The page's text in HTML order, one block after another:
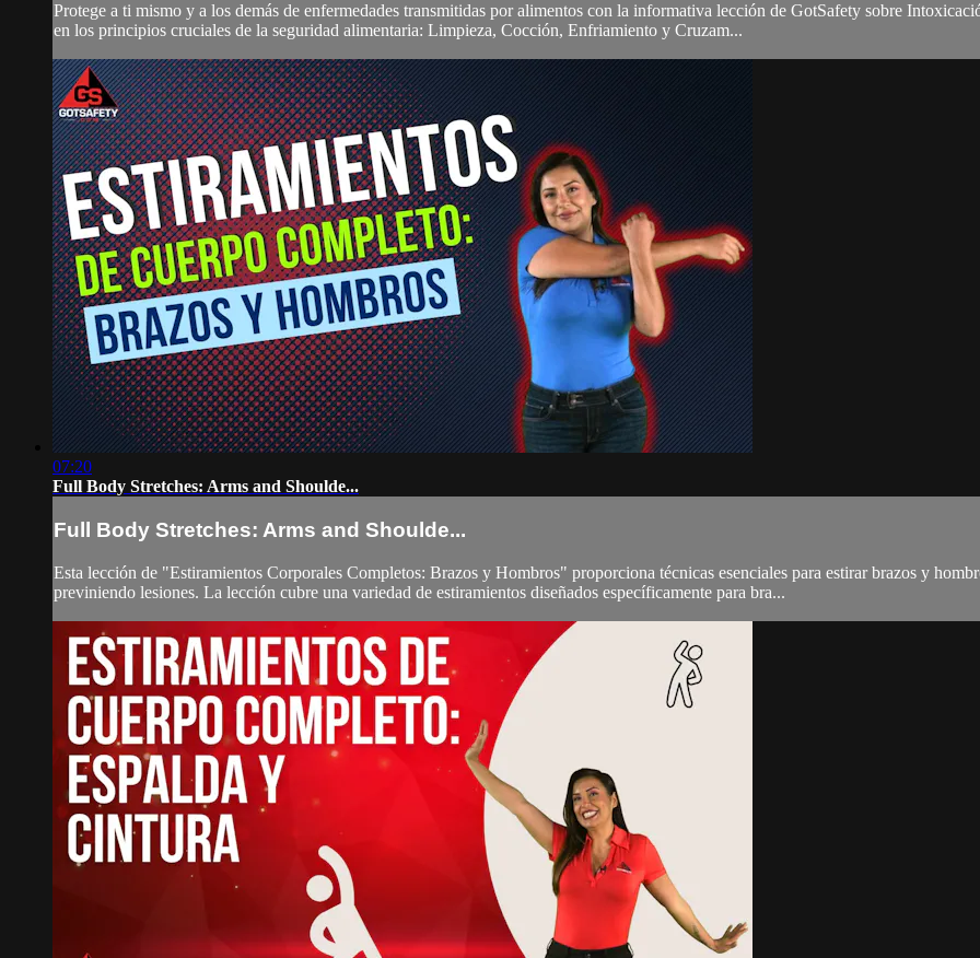
Protege a ti mismo y a los demás de enfermedades transmitidas por alimentos con la informativa lección de GotSafety sobre
en los principios cruciales de la seguridad alimentaria: Limpieza, Cocción, Enfriamiento y Cruzam...
07:20
Full Body Stretches: Arms and Shoulde...
Full Body Stretches: Arms and Shoulde...
Esta lección de "Estiramientos Corporales Completos: Brazos y Hombros" proporciona técnicas esenciales para estirar brazos y
previniendo lesiones. La lección cubre una variedad de estiramientos diseñados específicamente para bra...